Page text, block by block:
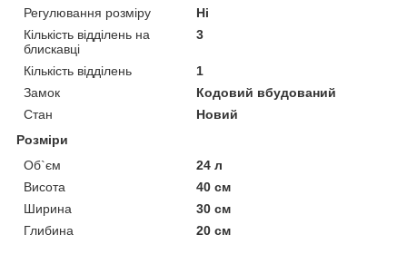
Регулювання розміру
Ні
Кількість відділень на
блискавці
3
Кількість відділень
1
Замок
Кодовий вбудований
Стан
Новий
Розміри
Об`єм
24 л
Висота
40 см
Ширина
30 см
Глибина
20 см